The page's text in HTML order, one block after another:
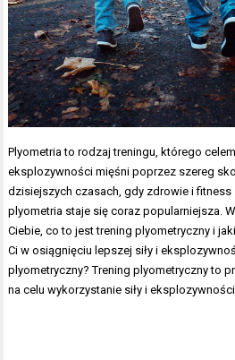
Plyometria to rodzaj treningu, którego
eksplozywności mięśni poprzez szereg
dzisiejszych czasach, gdy zdrowie i fitness
plyometria staje się coraz popularniejsza.
Ciebie, co to jest trening plyometryczny i
Ci w osiągnięciu lepszej siły i
plyometryczny? Trening plyometryczny to
na celu wykorzystanie siły i